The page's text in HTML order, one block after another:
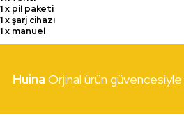
1 x pil paketi
1 x şarj cihazı
1 x manuel
Huina Orjinal ürün güvencesiyle